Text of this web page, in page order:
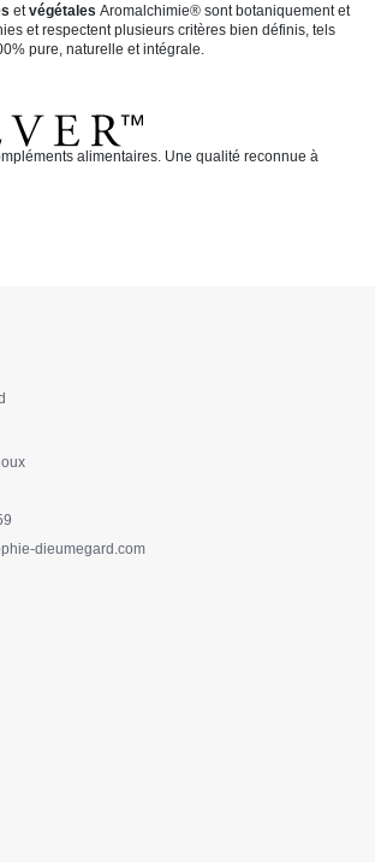
etvégétales Aromalchimie® sont botaniquement et
et respectent plusieurs critères bien définis, tels
pure, naturelle et intégrale.
alimentaires. Une qualité reconnue à
dieumegard.com